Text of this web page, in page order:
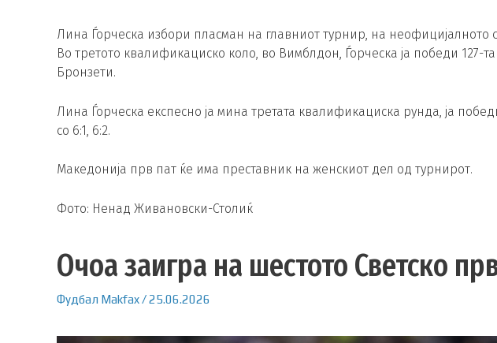
Лина Ѓорческа избори пласман на главниот турнир, на неофицијалното
Во третото квалификациско коло, во Вимблдон, Ѓорческа ја победи 127-та
Бронзети.
Лина Ѓорческа експесно ја мина третата квалификациска рунда, ја
со 6:1, 6:2.
Македонија прв пат ќе има преставник на женскиот дел од турнирот.
Фото: Ненад Живановски-Столиќ
Очоа заигра на шестото Светско
Фудбал Makfax/25.06.2026